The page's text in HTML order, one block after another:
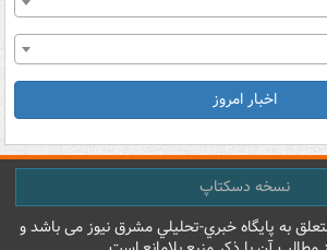
اخبار امروز
نسخه دسکتاپ
به پایگاه خبري-تحليلي مشرق نيوز می باشد و